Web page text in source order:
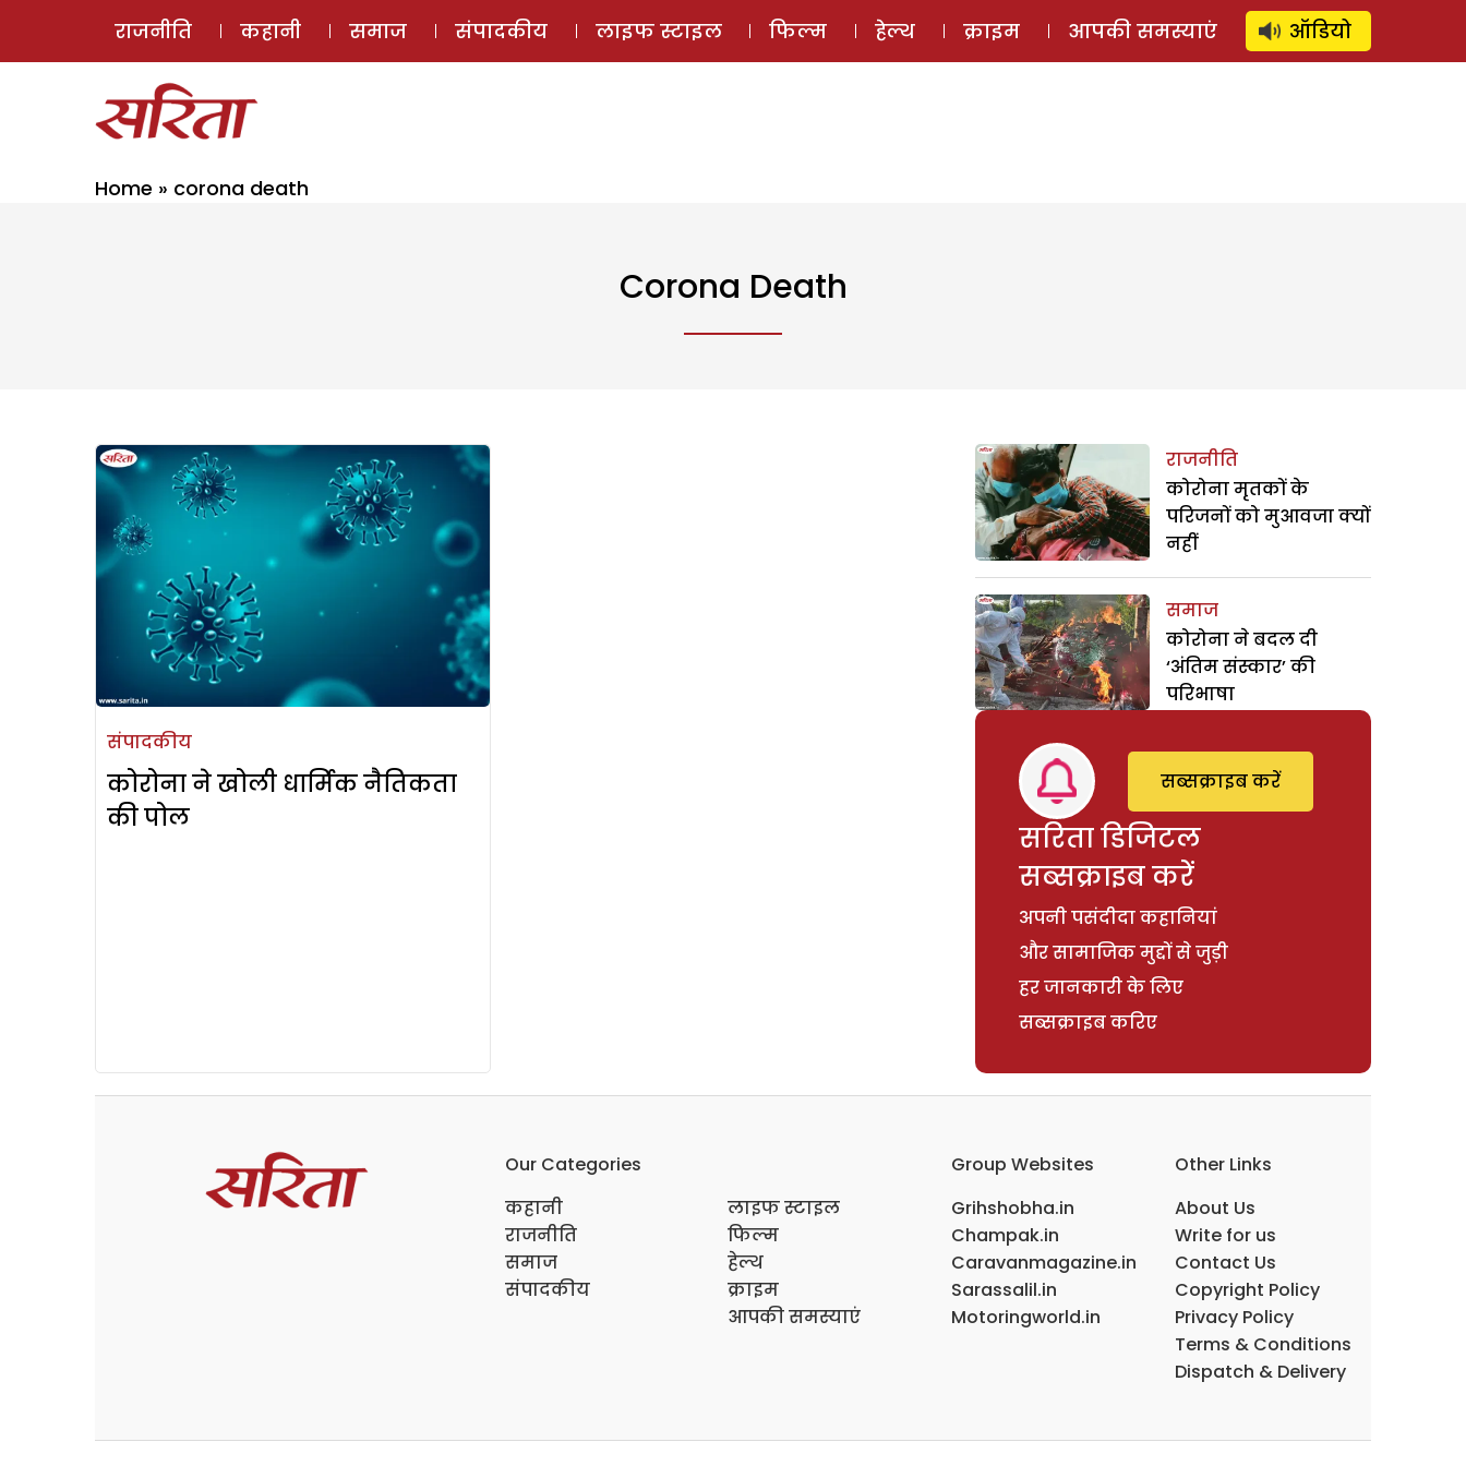
ई-मैगज़ीन ऑडियो स्टोरी लॉग इन ⚲ SUBSCRIBE
राजनीति कहानी समाज संपादकीय लाइफ स्टाइल फिल्म हेल्थ क्राइम आपकी समस्याएं ऑडियो
Home » corona death
Corona Death
संपादकीय
कोरोना ने खोली धार्मिक नैतिकता
की पोल
राजनीति
कोरोना मृतकों के
परिजनों को मुआवजा क्यों
नहीं
समाज
कोरोना ने बदल दी
‘अंतिम संस्कार’ की
परिभाषा
सरिता डिजिटल
सब्सक्राइब करें
अपनी पसंदीदा कहानियां
और सामाजिक मुद्दों से जुड़ी
हर जानकारी के लिए
सब्सक्राइब करिए
सब्सक्राइब करें
Our Categories
कहानी
राजनीति
समाज
संपादकीय
लाइफ स्टाइल
फिल्म
हेल्थ
क्राइम
आपकी समस्याएं
Group Websites
Grihshobha.in
Champak.in
Caravanmagazine.in
Sarassalil.in
Motoringworld.in
Other Links
About Us
Write for us
Contact Us
Copyright Policy
Privacy Policy
Terms & Conditions
Dispatch & Delivery